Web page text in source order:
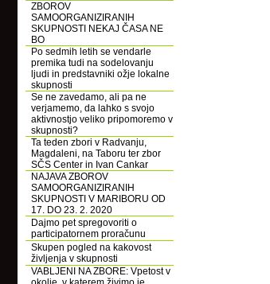
ZBOROV
SAMOORGANIZIRANIH
SKUPNOSTI NEKAJ ČASA NE
BO
Po sedmih letih se vendarle
premika tudi na sodelovanju
ljudi in predstavniki ožje lokalne
skupnosti
Se ne zavedamo, ali pa ne
verjamemo, da lahko s svojo
aktivnostjo veliko pripomoremo v
skupnosti?
Ta teden zbori v Radvanju,
Magdaleni, na Taboru ter zbor
SČS Center in Ivan Cankar
NAJAVA ZBOROV
SAMOORGANIZIRANIH
SKUPNOSTI V MARIBORU OD
17. DO 23. 2. 2020
Dajmo pet spregovoriti o
participatornem proračunu
Skupen pogled na kakovost
življenja v skupnosti
VABLJENI NA ZBORE: Vpetost v